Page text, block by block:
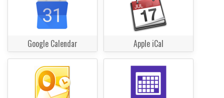
Google Calendar Apple iCal